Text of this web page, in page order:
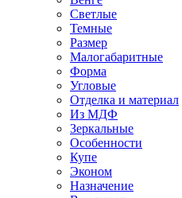
Светлые
Темные
Размер
Малогабаритные
Форма
Угловые
Отделка и материал
Из МДФ
Зеркальные
Особенности
Купе
Эконом
Назначение